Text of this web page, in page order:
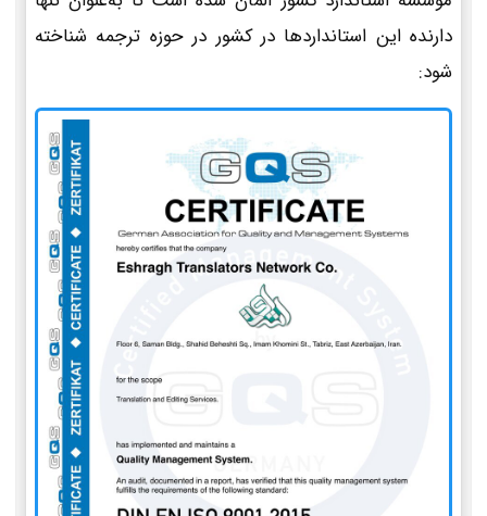
دارنده این استانداردها در کشور در حوزه ترجمه شناخته
شود: